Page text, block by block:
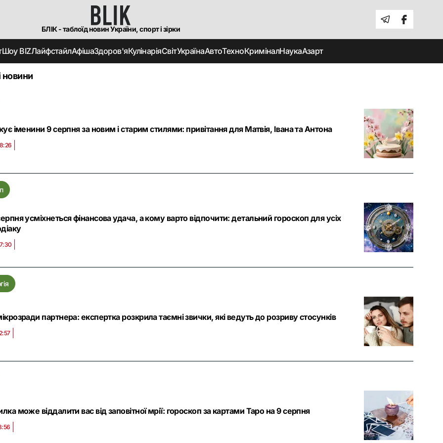
БЛІК - таблоїд новин України, спорт і зірки
Шоу BIZЛайфстайлАфішаЗдоров'яКулінаріяСвітУкраїнаАвтоТехноКриміналНаукаАзарт
новини
іменини 9 серпня за новим і старим стилями: привітання для Матвія, Івана та Антона
усміхнеться фінансова удача, а кому варто відпочити: детальний гороскоп для усіх
партнера: експертка розкрила таємні звички, які ведуть до розриву стосунків
може віддалити вас від заповітної мрії: гороскоп за картами Таро на 9 серпня